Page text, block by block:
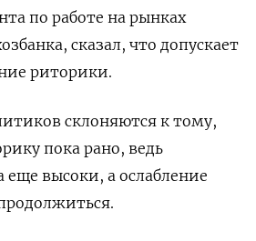
по работе на рынках
сказал, что допускает
риторики.
склоняются к тому,
пока рано, ведь
высоки, а ослабление